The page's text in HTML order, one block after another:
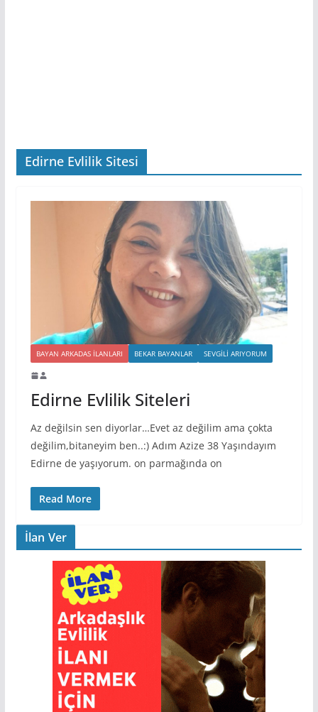
Edirne Evlilik Sitesi
BAYAN ARKADAS ILANLARI BEKAR BAYANLAR SEVGILI ARIYORUM
Edirne Evlilik Siteleri
Az değilsin sen diyorlar…Evet az değilim ama çokta
değilim,bitaneyim ben..:) Adım Azize 38 Yaşındayım
Edirne de yaşıyorum. on parmağında on
Read More
İlan Ver